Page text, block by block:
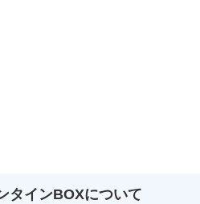
タインBOXについて